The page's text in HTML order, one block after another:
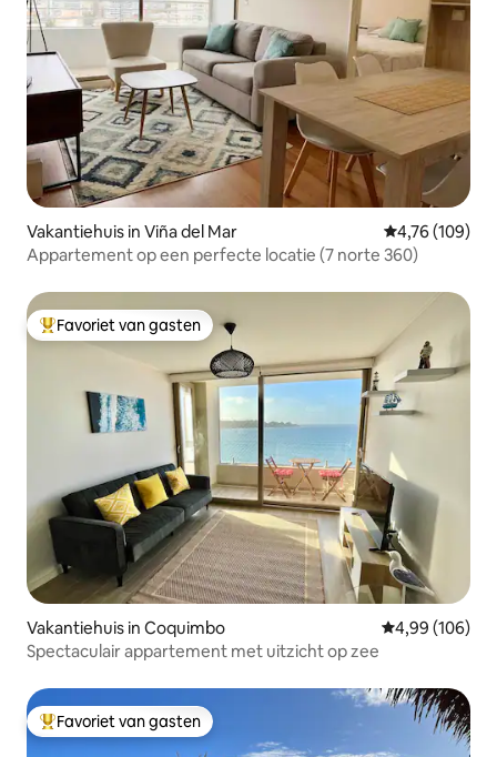
Vakantiehuis in Viña del Mar Gemiddelde
4,76 (109)
Appartement op een perfecte locatie (7 norte 360)
Topfavoriet van gasten
Favoriet van gasten
Vakantiehuis in Coquimbo Gemiddelde
4,99 (106)
Spectaculair appartement met uitzicht op zee
Topfavoriet van gasten
Favoriet van gasten